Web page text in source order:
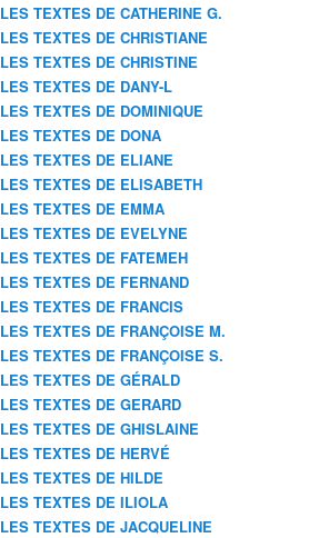
LES TEXTES DE CATHERINE G.
LES TEXTES DE CHRISTIANE
LES TEXTES DE CHRISTINE
LES TEXTES DE DANY-L
LES TEXTES DE DOMINIQUE
LES TEXTES DE DONA
LES TEXTES DE ELIANE
LES TEXTES DE ELISABETH
LES TEXTES DE EMMA
LES TEXTES DE EVELYNE
LES TEXTES DE FATEMEH
LES TEXTES DE FERNAND
LES TEXTES DE FRANCIS
LES TEXTES DE FRANÇOISE M.
LES TEXTES DE FRANÇOISE S.
LES TEXTES DE GÉRALD
LES TEXTES DE GERARD
LES TEXTES DE GHISLAINE
LES TEXTES DE HERVÉ
LES TEXTES DE HILDE
LES TEXTES DE ILIOLA
LES TEXTES DE JACQUELINE